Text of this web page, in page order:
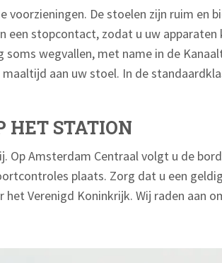
voorzieningen. De stoelen zijn ruim en
een stopcontact, zodat u uw apparaten
wegvallen, met name in de
aan uw stoel. In de
HET STATION
Op Amsterdam Centraal volgt u de
plaats. Zorg dat u een
Verenigd Koninkrijk. Wij raden aan